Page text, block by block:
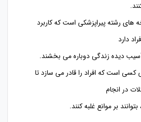
های رشته پیراپزشکی است که کاربرد
دارد
آسیب دیده زندگی دوباره می بخشند.
است که افراد را قادر می سازد تا
در انجام
بر موانع غلبه کنند.